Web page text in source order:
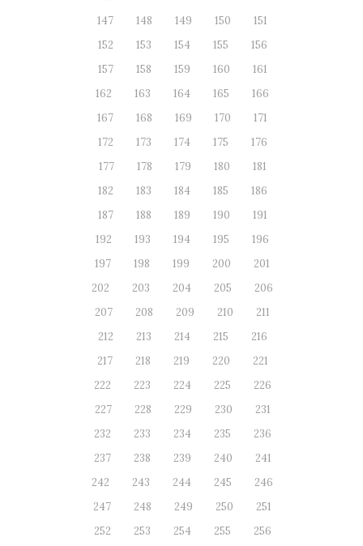
147
148 149 150
151
152
153 154 155
156
157
158 159 160
161
162
163 164 165
166
167
168 169 170
171
172
173 174 175
176
177
178 179 180
181
182
183 184 185
186
187
188 189 190
191
192
193 194 195
196
197
198 199 200
201
202
203 204 205
206
207
208 209 210
211
212
213 214 215
216
217
218 219 220
221
222
223 224 225
226
227
228 229 230
231
232
233 234 235
236
237
238 239 240
241
242
243 244 245
246
247
248 249 250
251
252
253 254 255
256